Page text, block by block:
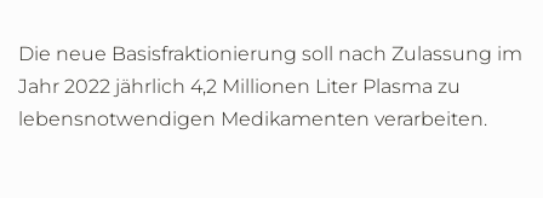
Die neue Basisfraktionierung soll nach Zulassung im
Jahr 2022 jährlich 4,2 Millionen Liter Plasma zu
lebensnotwendigen Medikamenten verarbeiten.